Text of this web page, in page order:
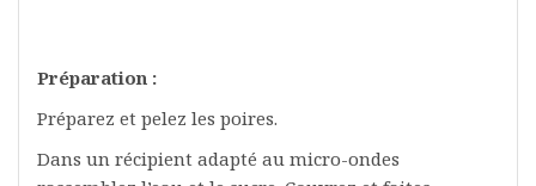
Préparation :
Préparez et pelez les poires.
Dans un récipient adapté au micro-ondes